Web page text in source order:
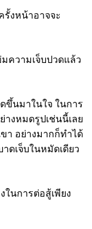
รั้งหน้าอาจจะ
ความเจ็บปวดแล้ว
ขึ้นมาในใจ ในการ
างหมดรูปเช่นนี้เลย
า อย่างมากก็ทำได้
ดเจ็บในหมัดเดียว
ในการต่อสู้เพียง